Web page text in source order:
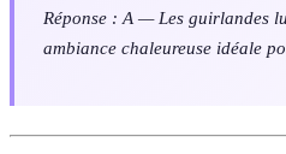
Réponse : A — Les guirlandes
ambiance chaleureuse idéale